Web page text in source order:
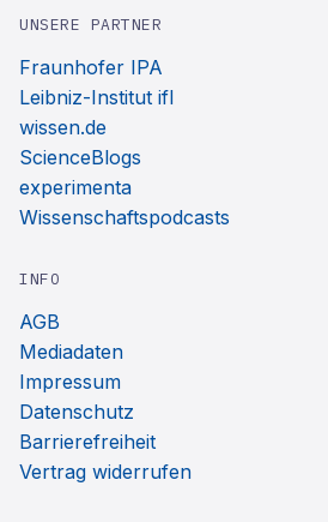
UNSERE PARTNER
Fraunhofer IPA
Leibniz-Institut ifl
wissen.de
ScienceBlogs
experimenta
Wissenschaftspodcasts
INFO
AGB
Mediadaten
Impressum
Datenschutz
Barrierefreiheit
Vertrag widerrufen